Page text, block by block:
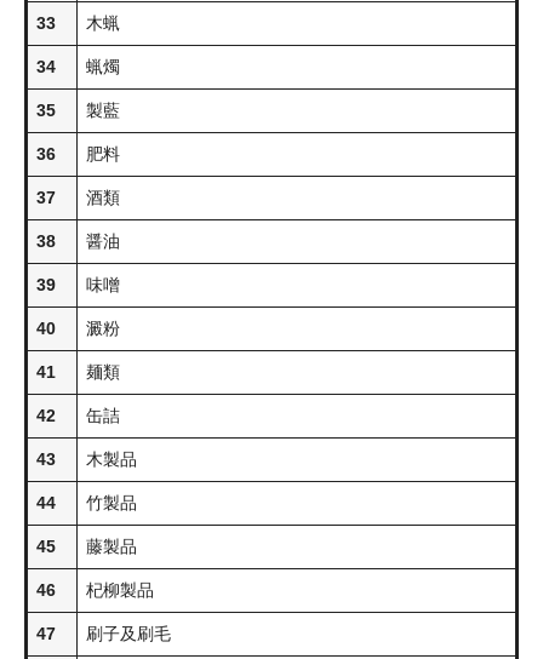
33 木蝋
34 蝋燭
35 製藍
36 肥料
37 酒類
38 醤油
39 味噌
40 澱粉
41 麺類
42 缶詰
43 木製品
44 竹製品
45 藤製品
46 杞柳製品
47 刷子及刷毛